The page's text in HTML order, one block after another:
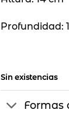
Profundidad:
Sin existencias
Formas